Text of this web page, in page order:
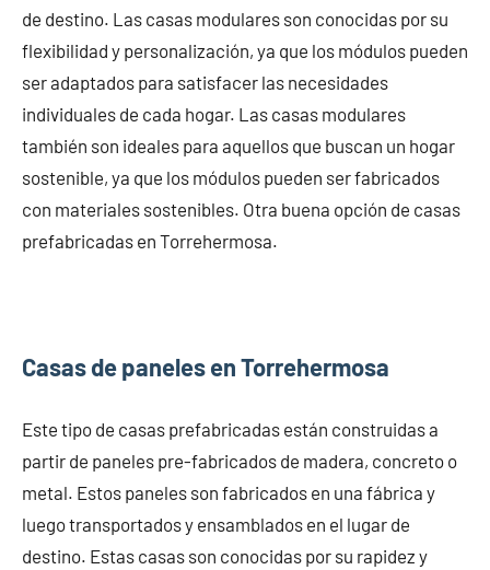
de destino. Las casas modulares son conocidas por su
flexibilidad y personalización, ya que los módulos pueden
ser adaptados para satisfacer las necesidades
individuales de cada hogar. Las casas modulares
también son ideales para aquellos que buscan un hogar
sostenible, ya que los módulos pueden ser fabricados
con materiales sostenibles. Otra buena opción de casas
prefabricadas en Torrehermosa.
Casas de paneles en Torrehermosa
Este tipo de casas prefabricadas están construidas a
partir de paneles pre-fabricados de madera, concreto o
metal. Estos paneles son fabricados en una fábrica y
luego transportados y ensamblados en el lugar de
destino. Estas casas son conocidas por su rapidez y